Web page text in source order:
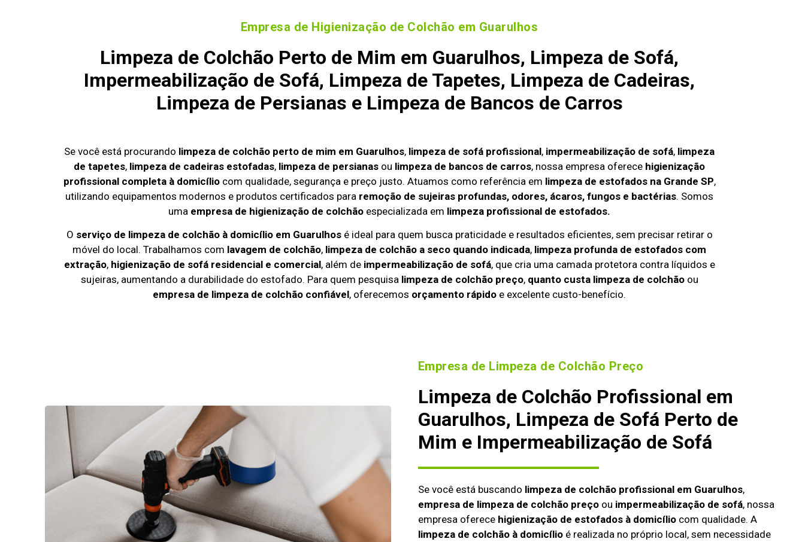
Empresa de Higienização de Colchão em Guarulhos
Limpeza de Colchão Perto de Mim em Guarulhos, Limpeza de Sofá,
Impermeabilização de Sofá, Limpeza de Tapetes, Limpeza de Cadeiras,
Limpeza de Persianas e Limpeza de Bancos de Carros
Se você está procurando limpeza de colchão perto de mim em Guarulhos, limpeza de sofá profissional, impermeabilização de sofá, limpeza
de tapetes, limpeza de cadeiras estofadas, limpeza de persianas ou limpeza de bancos de carros, nossa empresa oferece higienização
profissional completa à domicíliocom qualidade, segurança e preço justo. Atuamos como referência em limpeza de estofados na Grande SP,
utilizando equipamentos modernos e produtos certificados para remoção de sujeiras profundas, odores, ácaros, fungos e bactérias. Somos
uma empresa de higienização de colchão especializada em limpeza profissional de estofados.
O serviço de limpeza de colchão à domicílio em Guarulhosé ideal para quem busca praticidade e resultados eficientes, sem precisar retirar o
móvel do local. Trabalhamos com lavagem de colchão, limpeza de colchão a seco quando indicada, limpeza profunda de estofados com
extração, higienização de sofá residencial e comercial, além de impermeabilização de sofá, que cria uma camada protetora contra líquidos e
sujeiras, aumentando a durabilidade do estofado. Para quem pesquisa limpeza de colchão preço, quanto custa limpeza de colchãoou
empresa de limpeza de colchão confiável, oferecemos orçamento rápido e excelente custo-benefício.
Empresa de Limpeza de Colchão Preço
Limpeza de Colchão Profissional em
Guarulhos, Limpeza de Sofá Perto de
Mim e Impermeabilização de Sofá
Se você está buscando limpeza de colchão profissional em Guarulhos,
empresa de limpeza de colchão preçoou impermeabilização de sofá, nossa
empresa oferece higienização de estofados à domicíliocom qualidade. A
limpeza de colchão à domicílioé realizada no próprio local, sem necessidade